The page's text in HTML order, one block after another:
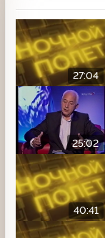
27:04
25:02
40:41